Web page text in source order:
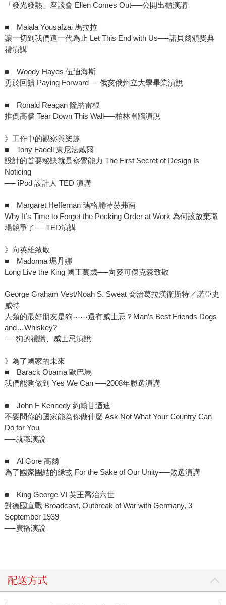
「發光發熱」座談會 Ellen Comes Out──公開出櫃演講
■ Malala Yousafzai 馬拉拉
讓一切到我們這一代為止 Let This End with Us──諾貝爾頒獎典
禮演講
■ Woody Hayes 伍迪海斯
勇於回饋 Paying Forward──俄亥俄州立大學畢業演說
■ Ronald Reagan 隆納雷根
推倒高牆 Tear Down This Wall──柏林圍牆演說
》工作中的觀察與樂趣
■ Tony Fadell 東尼法戴爾
設計的首要秘訣就是察覺能力 The First Secret of Design Is
Noticing
── iPod 設計人 TED 演講
■ Margaret Heffernan 瑪格麗特赫弗南
Why It’s Time to Forget the Pecking Order at Work 為何該放棄職
場競爭了──TED演講
》向英雄致敬
■ Madonna 瑪丹娜
Long Live the King 國王萬歲──向麥可傑克森致敬
George Graham Vest/Noah S. Sweat 喬治葛拉漢衛斯特／諾亞史
威特
人類的最好朋友是狗⋯⋯還有威士忌？Man’s Best Friends Dogs
and…Whiskey?
──狗的禮讚、威士忌演說
》為了國家的未來
■ Barack Obama 歐巴馬
我們能夠做到 Yes We Can ──2008年勝選演講
■ John F Kennedy 約翰甘迺迪
不要問你的國家能為你做什麼 Ask Not What Your Country Can
Do for You
──就職演說
■ Al Gore 高爾
為了國家團結的緣故 For the Sake of Our Unity──敗選演講
■ King George VI 英王喬治六世
對德國宣戰 Broadcast, Outbreak of War with Germany, 3
September 1939
──廣播演說
配送方式